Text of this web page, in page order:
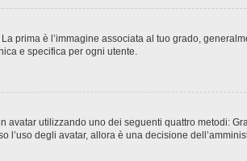
prima è l’immagine associata al tuo grado,
e specifica per ogni utente.
utilizzando uno dei seguenti quattro metodi:
degli avatar, allora è una decisione